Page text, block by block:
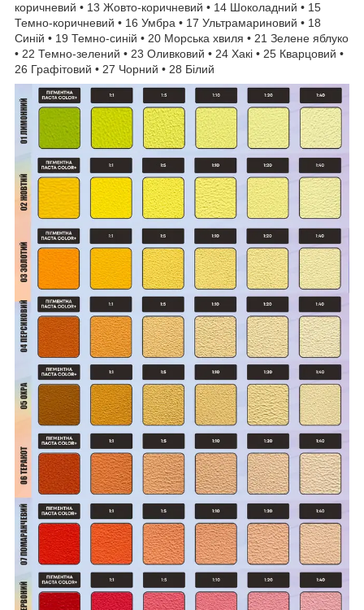
коричневий • 13 Жовто-коричневий • 14 Шоколадний • 15
Темно-коричневий • 16 Умбра • 17 Ультрамариновий • 18
Синій • 19 Темно-синій • 20 Морська хвиля • 21 Зелене яблуко
• 22 Темно-зелений • 23 Оливковий • 24 Хакі • 25 Кварцовий •
26 Графітовий • 27 Чорний • 28 Білий